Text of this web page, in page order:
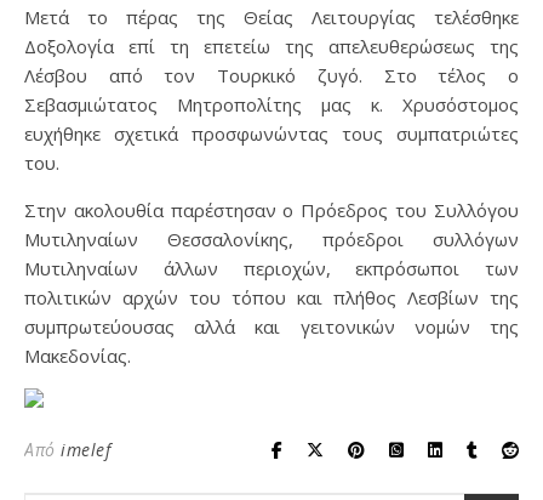
Μετά το πέρας της Θείας Λειτουργίας τελέσθηκε
Δοξολογία επί τη επετείω της απελευθερώσεως της
Λέσβου από τον Τουρκικό ζυγό. Στο τέλος ο
Σεβασμιώτατος Μητροπολίτης μας κ. Χρυσόστομος
ευχήθηκε σχετικά προσφωνώντας τους συμπατριώτες
του.
Στην ακολουθία παρέστησαν ο Πρόεδρος του Συλλόγου
Μυτιληναίων Θεσσαλονίκης, πρόεδροι συλλόγων
Μυτιληναίων άλλων περιοχών, εκπρόσωποι των
πολιτικών αρχών του τόπου και πλήθος Λεσβίων της
συμπρωτεύουσας αλλά και γειτονικών νομών της
Μακεδονίας.
Από imelef